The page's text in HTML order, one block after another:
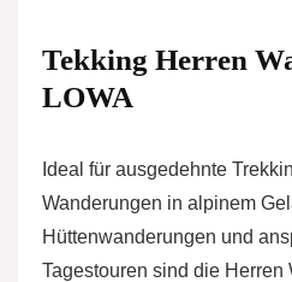
Tekking Herren
LOWA
Ideal für ausgedehnte
Wanderungen in alpinem
Hüttenwanderungen und
Tagestouren sind die Herren